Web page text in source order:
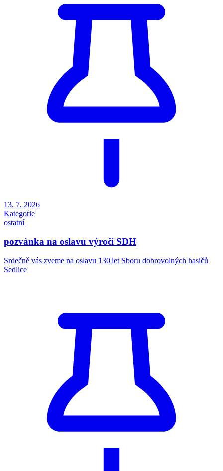
13. 7. 2026
Kategorie
ostatní
pozvánka na oslavu výročí SDH
Srdečně vás zveme na oslavu 130 let Sboru dobrovolných hasičů
Sedlice